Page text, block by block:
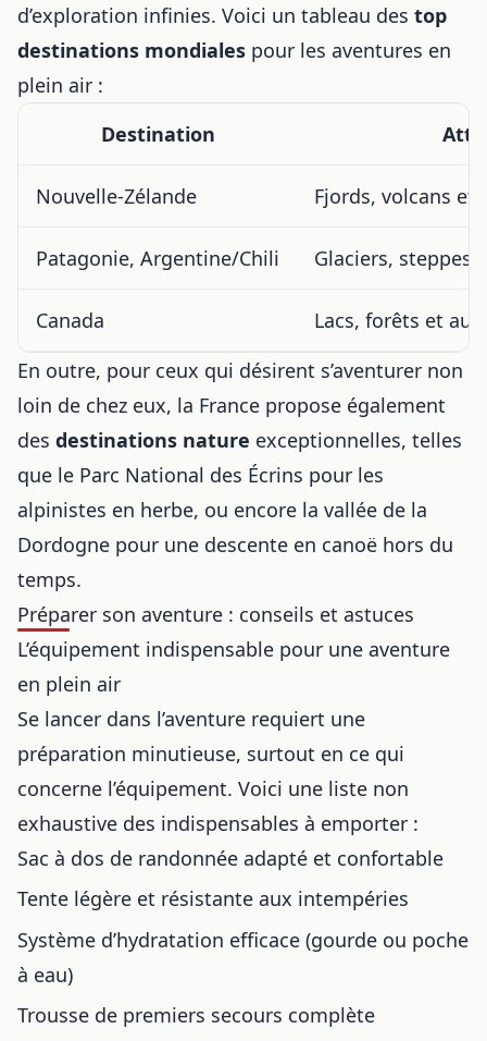
d’exploration infinies. Voici un tableau des top
destinations mondiales pour les aventures en
plein air :
Destination
Nouvelle-Zélande Fjords, volcans
Patagonie, Argentine/Chili Glaciers, steppes
Canada
Lacs, forêts et
En outre, pour ceux qui désirent s’aventurer non
loin de chez eux, la France propose également
des destinations nature exceptionnelles, telles
que le Parc National des Écrins pour les
alpinistes en herbe, ou encore la vallée de la
Dordogne pour une descente en canoë hors du
temps.
Préparer son aventure : conseils et astuces
L’équipement indispensable pour une aventure
en plein air
Se lancer dans l’aventure requiert une
préparation minutieuse, surtout en ce qui
concerne l’équipement. Voici une liste non
exhaustive des indispensables à emporter :
Sac à dos de randonnée adapté et confortable
Tente légère et résistante aux intempéries
Système d’hydratation efficace (gourde ou poche
à eau)
Trousse de premiers secours complète